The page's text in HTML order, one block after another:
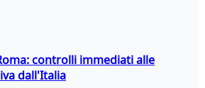
controlli immediati alle
dall'Italia